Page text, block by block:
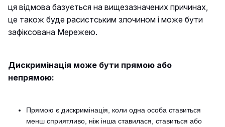
ця відмова базується на вищезазначених причинах,
це також буде расистським злочином і може бути
зафіксована Мережею.
Дискримінація може бути прямою або
непрямою:
Прямою є дискримінація, коли одна особа ставиться
менш сприятливо, ніж інша ставилася, ставиться або